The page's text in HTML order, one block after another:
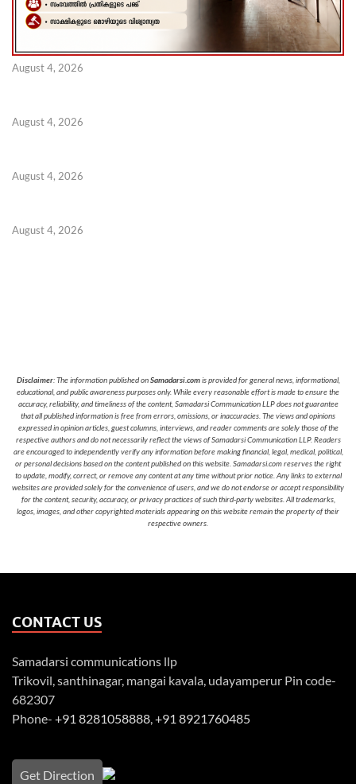
August 4, 2026
August 4, 2026
August 4, 2026
August 4, 2026
Disclaimer: The information published onSamadarsi.comis provided for general news, informational,
educational, and public awareness purposes only. While every reasonable effort is made to ensure the
accuracy, reliability, and timeliness of the content, Samadarsi Communication LLP does not guarantee
that all published information is free from errors, omissions, or inaccuracies. The views and opinions
expressed in opinion articles, guest columns, interviews, and reader comments are solely those of the
respective authors and do not necessarily reflect the views of Samadarsi Communication LLP. Readers
are encouraged to independently verify any information before making financial, legal, medical, political,
or personal decisions based on the content published on this website. Samadarsi.com reserves the right
to update, modify, correct, or remove any content at any time without prior notice. Any links to external
websites are provided solely for the convenience of users, and we do not endorse or accept responsibility
for the content, security, accuracy, or privacy practices of such third-party websites. All trademarks,
logos, images, and other copyrighted materials appearing on this website remain the property of their
respective owners.
CONTACT US
Samadarsi communications llp
Trikovil, santhinagar, mangai kavala, udayamperur Pin code-
682307
Phone- +91 8281058888,+91 8921760485
Get Direction